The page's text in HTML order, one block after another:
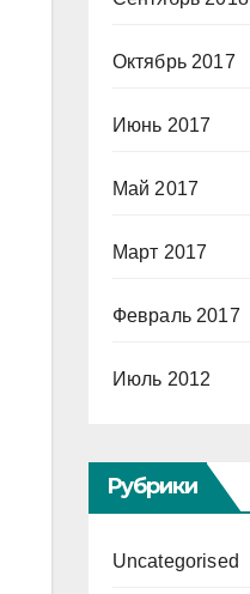
Октябрь 2017
Июнь 2017
Май 2017
Март 2017
Февраль 2017
Июль 2012
Рубрики
Uncategorised